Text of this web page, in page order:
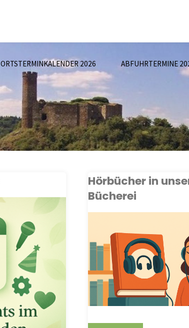
ORTSTERMINKALENDER 2026 ABFUHRTERMINE
Hörbücher in
Bücherei